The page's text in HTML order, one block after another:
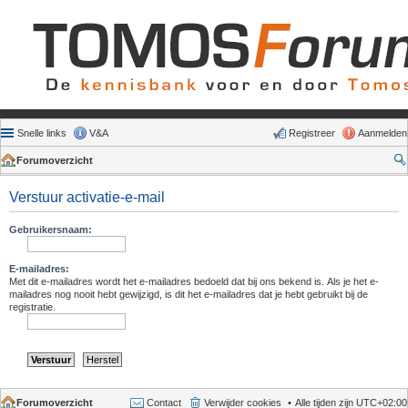
Snelle links V&A Aanmelden
Registreer
Forumoverzicht
Verstuur activatie-e-mail
Gebruikersnaam:
E-mailadres:
Met dit e-mailadres wordt het e-mailadres bedoeld dat bij ons bekend is. Als je het e-
mailadres nog nooit hebt gewijzigd, is dit het e-mailadres dat je hebt gebruikt bij de
registratie.
Forumoverzicht Alle tijden zijn UTC+02:00
Verwijder cookies
Contact